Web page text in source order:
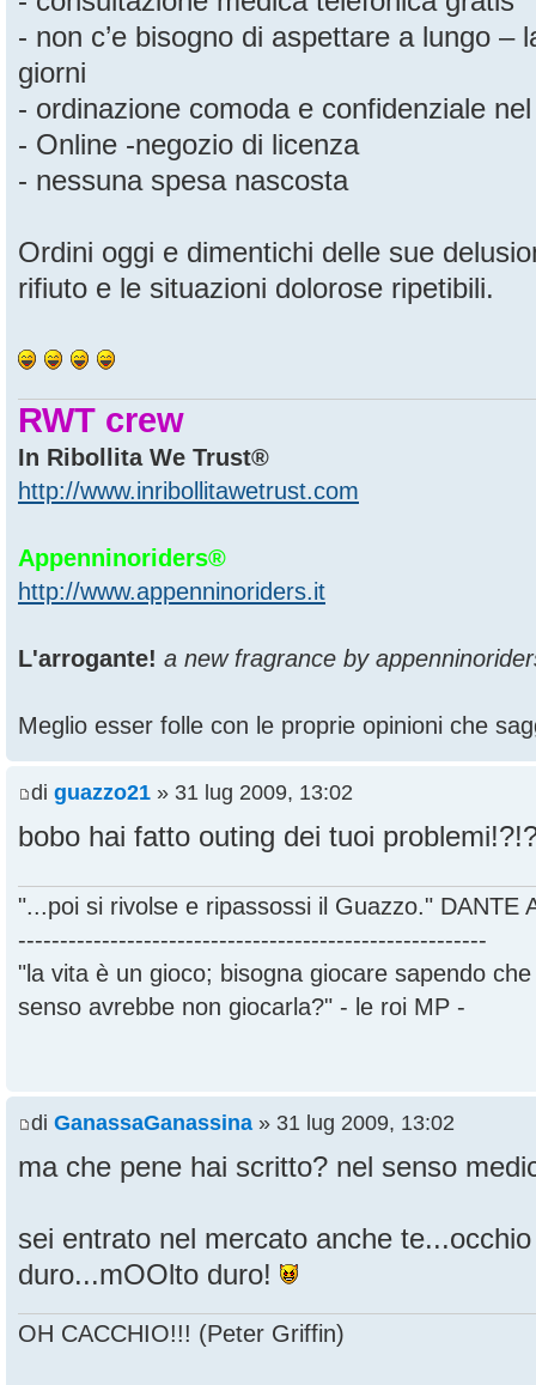
- non c’e bisogno di aspettare a lungo –
giorni
- ordinazione comoda e confidenziale
- Online -negozio di licenza
- nessuna spesa nascosta
Ordini oggi e dimentichi delle sue
rifiuto e le situazioni dolorose ripetibili.
RWT crew
In Ribollita We Trust®
http://www.inribollitawetrust.com
Appenninoriders®
http://www.appenninoriders.it
L'arrogante! a new fragrance by
Meglio esser folle con le proprie opinioni che
di guazzo21 » 31 lug 2009, 13:02
bobo hai fatto outing dei tuoi
"...poi si rivolse e ripassossi il Guazzo." DANTE
--------------------------------------------------------
"la vita è un gioco; bisogna giocare sapendo
senso avrebbe non giocarla?" - le roi MP -
di GanassaGanassina » 31 lug 2009, 13:02
ma che pene hai scritto? nel senso
sei entrato nel mercato anche
duro...mOOlto duro!
OH CACCHIO!!! (Peter Griffin)